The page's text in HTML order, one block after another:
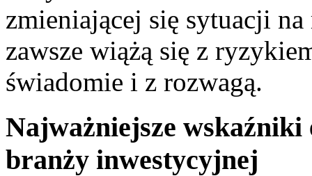
zmieniającej się sytuacji
zawsze wiążą​ się z
świadomie i z rozwagą.
Najważniejsze ⁢wskaźniki
branży inwestycyjnej